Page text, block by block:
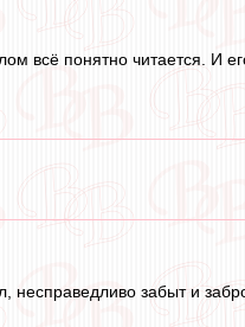
всё понятно читается. И
забыт и